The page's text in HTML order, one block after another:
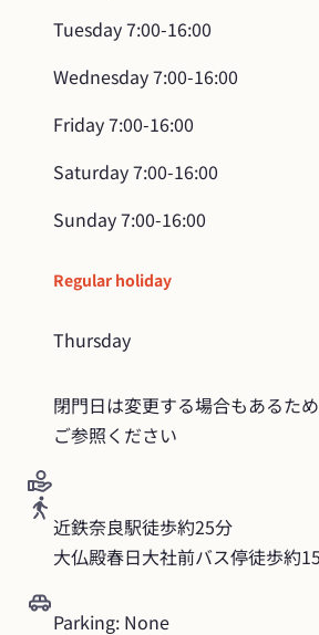
Tuesday7:00-16:00
Wednesday7:00-16:00
Friday7:00-16:00
Saturday7:00-16:00
Sunday7:00-16:00
Regular holiday
Thursday
閉門日は変更する場合もあるた
ご参照ください
近鉄奈良駅徒歩約25分
大仏殿春日大社前バス停徒歩約
Parking: None